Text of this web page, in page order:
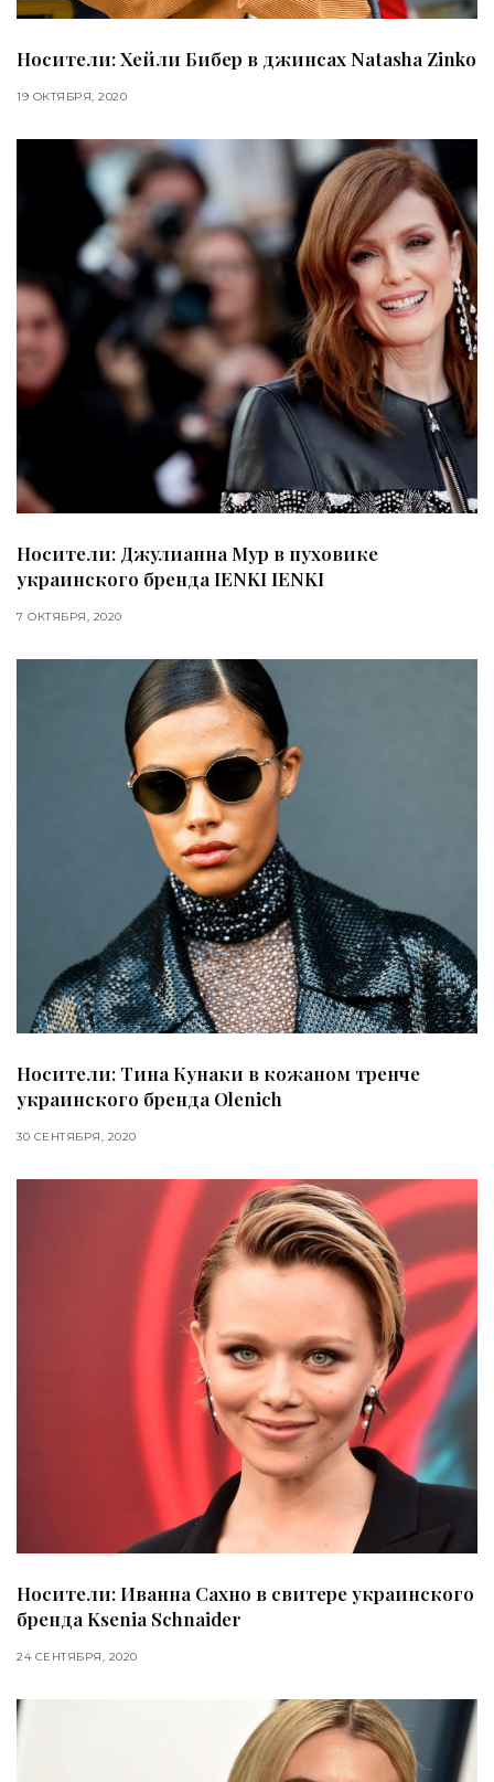
Носители: Хейли Бибер в джинсах Natasha Zinko
19 ОКТЯБРЯ, 2020
Носители: Джулианна Мур в пуховике
украинского бренда IENKI IENKI
7 ОКТЯБРЯ, 2020
Носители: Тина Кунаки в кожаном тренче
украинского бренда Olenich
30 СЕНТЯБРЯ, 2020
Носители: Иванна Сахно в свитере украинского
бренда Ksenia Schnaider
24 СЕНТЯБРЯ, 2020